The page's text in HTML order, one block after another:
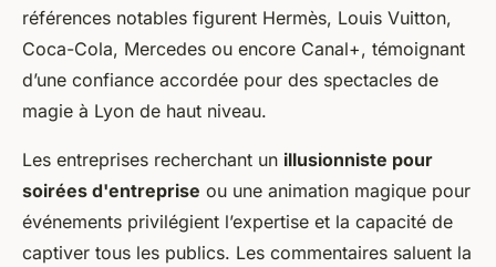
références notables figurent Hermès, Louis Vuitton,
Coca-Cola, Mercedes ou encore Canal+, témoignant
d’une confiance accordée pour des spectacles de
magie à Lyon de haut niveau.
Les entreprises recherchant un illusionniste pour
soirées d'entreprise ou une animation magique pour
événements privilégient l’expertise et la capacité de
captiver tous les publics. Les commentaires saluent la